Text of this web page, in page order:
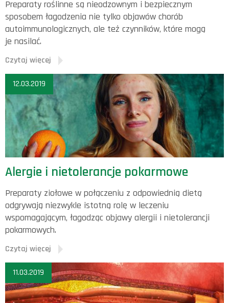
Preparaty roślinne są nieodzownym i bezpiecznym
sposobem łagodzenia nie tylko objawów chorób
autoimmunologicznych, ale też czynników, które mogą
je nasilać.
Czytaj więcej
12.03.2019
Alergie i nietolerancje pokarmowe
Preparaty ziołowe w połączeniu z odpowiednią dietą
odgrywają niezwykle istotną rolę w leczeniu
wspomagającym, łagodząc objawy alergii i nietolerancji
pokarmowych.
Czytaj więcej
11.03.2019